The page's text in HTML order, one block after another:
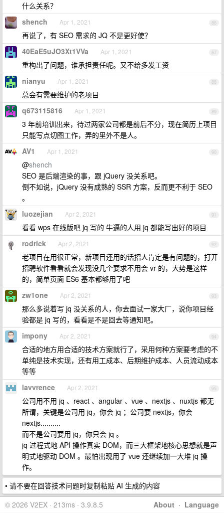
什么关系？
86
shench Apr 1, 2021
再说了，有 SEO 需求的 JQ 不是更好使？
87
40EaE5uJO3Xt1VVa Apr 1, 2021
重构出了问题，谁承担责任呢。又不给多发工资
88
nianyu Apr 1, 2021
总会有需要维护的老项目
89
q673115816 Apr 1, 2021
3 年前培训出来，待过两家公司都是前后不分，现在简历上项目
只能写点切图工作，弄的里外不是人。
90
AV1 Apr 1, 2021
@shench
SEO 是后端渲染的事，跟 jQuery 没关系吧。
倒不如说，jQuery 没有成熟的 SSR 方案，反而更不利于 SEO
。
91
luozejian Apr 2, 2021
看看 wps 在线版吧 jq 写的 牛逼的人用 jq 都能写出好的项目
92
rodrick Apr 2, 2021
老项目在用很正常，新项目还用的话招人肯定是有问题的，打开
招聘软件看看就会发现没几个要求不用会 vr 的，大势是这样
的，简单页面 ES6 基本都够用了吧
93
zw1one Apr 2, 2021
那么多说着写 jq 没关系的人，你去面试一家大厂，说你项目经
验都是 jq 写的，看看是不是回去等通知吧。
94
impony Apr 2, 2021
合适的地方用合适的技术方案就行了，采用何种方案要考虑的不
单纯是技术实现，还有用工成本、后期维护成本、人员流动成本
等等
95
lavvrence Apr 2, 2021
公司用不用 jq 、react 、angular 、vue 、nextjs 、nuxtjs 都无
所谓，关键是公司用 jq，你会 jq ；公司要 nextjs，你会
nextjs..........
而不是公司要用 jq，你只会 jq 。
jq 过程式地 API 操作真实 DOM，而三大框架地核心思想就是声
明式地驱动 DOM 。最怕出现用了 vue 还继续加一大堆 jq 操
作。
• 请不要在回答技术问题时复制粘贴 AI 生成的内容
About · Language
© 2026 V2EX · 213ms · 3.9.8.5